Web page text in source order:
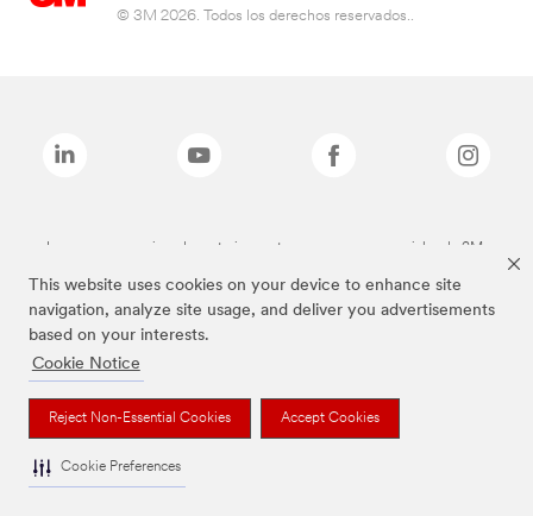
This website uses cookies on your device to enhance site
navigation, analyze site usage, and deliver you advertisements
based on your interests.
Cookie Notice
Reject Non-Essential Cookies Accept Cookies
Cookie Preferences
© 3M 2026. Todos los derechos reservados..
Las marcas mencionadas anteriormente son marcas comerciales de 3M.